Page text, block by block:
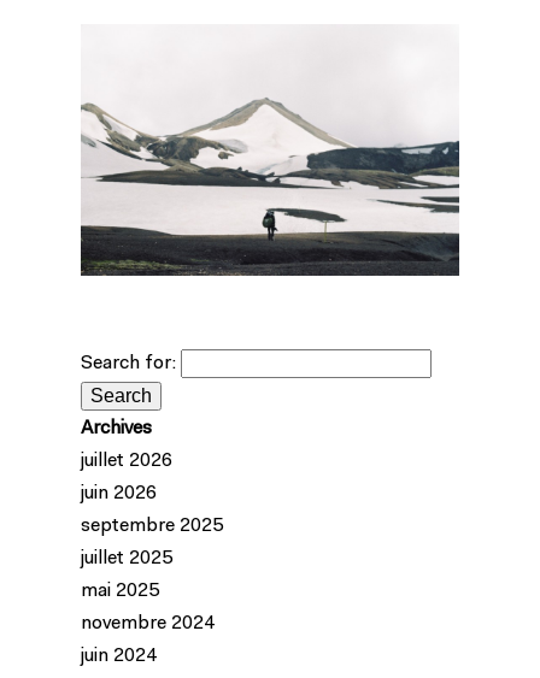
Search for:
Archives
juillet 2026
juin 2026
septembre 2025
juillet 2025
mai 2025
novembre 2024
juin 2024